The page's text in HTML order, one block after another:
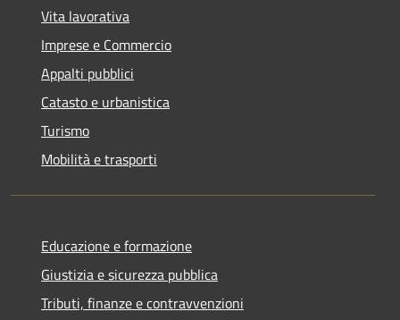
Vita lavorativa
Imprese e Commercio
Appalti pubblici
Catasto e urbanistica
Turismo
Mobilità e trasporti
Educazione e formazione
Giustizia e sicurezza pubblica
Tributi, finanze e contravvenzioni